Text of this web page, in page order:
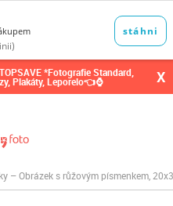
*Fotografie Standard,
Plakáty, Leporelo👈⌚ X
– Obrázek s růžovým písmenkem,